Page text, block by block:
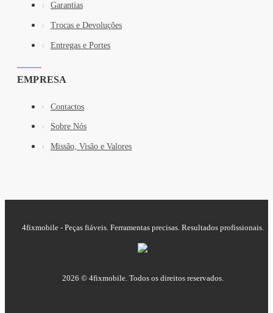
Garantias
Trocas e Devoluções
Entregas e Portes
EMPRESA
Contactos
Sobre Nós
Missão, Visão e Valores
4fixmobile - Peças fiáveis. Ferramentas precisas. Resultados profissionais.
2026 © 4fixmobile. Todos os direitos reservados.